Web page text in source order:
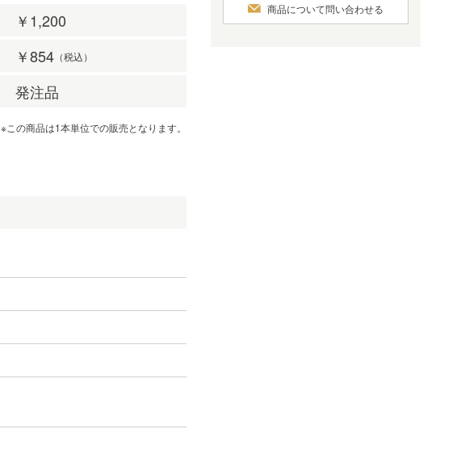
￥1,200
￥854 （税込）
発注品
※この商品は1本単位での販売となります。
商品について問い合わせる